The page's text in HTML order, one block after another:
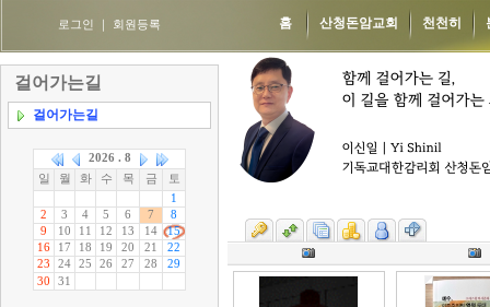
로그인 회원등록 홈 산청돈암교회 천천히
걸어가는길
걸어가는길